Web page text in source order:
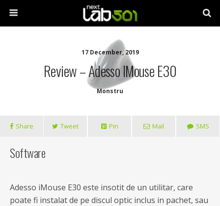
17 December, 2019
Review – Adesso IMouse E30
Monstru
Share Tweet Pin Mail SMS
Software
Adesso iMouse E30 este insotit de un utilitar, care
poate fi instalat de pe discul optic inclus in pachet, sau